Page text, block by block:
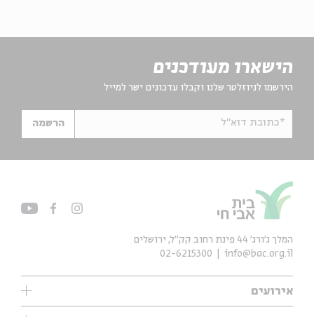
הישארו מעודכנים
הירשמו לניוזלטר שלנו וקבלו עדכונים ישר למייל
*כתובת דוא"ל הרשמה
אירועים
עיון
המלך ג'ורג' 44 פינת רחוב קק״ל, ירושלים
info@bac.org.il
02-6215300